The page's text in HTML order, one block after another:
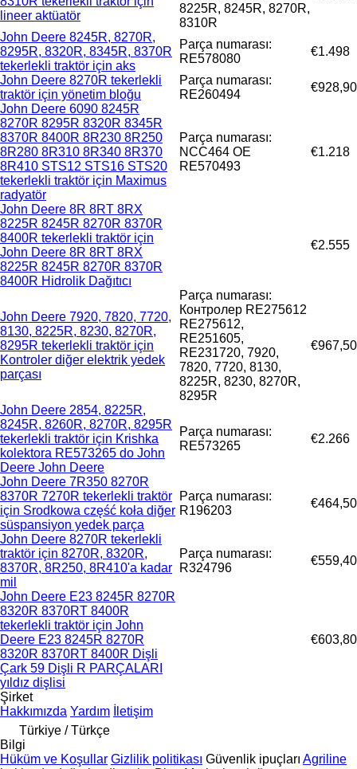
lineer aktüatör
8225R, 8245R, 8270R,
8310R
John Deere 8245R, 8270R,
8295R, 8320R, 8345R, 8370R
tekerlekli traktör için aks
Parça numarası:
RE578080
€1.498
John Deere 8270R tekerlekli
traktör için yönetim bloğu
Parça numarası:
RE260494
€928,90
John Deere 6090 8245R
8270R 8295R 8320R 8345R
8370R 8400R 8R230 8R250
8R280 8R310 8R340 8R370
8R410 STS12 STS16 STS20
tekerlekli traktör için Maximus
radyatör
Parça numarası:
NCC464 OE
RE570493
€1.218
John Deere 8R 8RT 8RX
8225R 8245R 8270R 8370R
8400R tekerlekli traktör için
John Deere 8R 8RT 8RX
8225R 8245R 8270R 8370R
8400R Hidrolik Dağıtıcı
€2.555
John Deere 7920, 7820, 7720,
8130, 8225R, 8230, 8270R,
8295R tekerlekli traktör için
Kontroler diğer elektrik yedek
parçası
Parça numarası:
Контролер RE275612
RE275612,
RE251605,
RE231720, 7920,
7820, 7720, 8130,
8225R, 8230, 8270R,
8295R
€967,50
John Deere 2854, 8225R,
8245R, 8260R, 8270R, 8295R
tekerlekli traktör için Krishka
kolektora RE573265 do John
Deere John Deere
Parça numarası:
RE573265
€2.266
John Deere 7R350 8270R
8370R 7270R tekerlekli traktör
için Srodkowa część koła diğer
süspansiyon yedek parça
Parça numarası:
R196203
€464,50
John Deere 8270R tekerlekli
traktör için 8270R, 8320R,
8370R, 8R250, 8R410'a kadar
mil
Parça numarası:
R324796
€559,40
John Deere E23 8245R 8270R
8320R 8370RT 8400R
tekerlekli traktör için John
Deere E23 8245R 8270R
8320R 8370RT 8400R Dişli
Çark 59 Dişli R PARÇALARI
yıldız dişlisi
€603,80
Şirket
Hakkımızda Yardım
İletişim
Türkiye / Türkçe
Bilgi
Hüküm ve Koşullar Gizlilik politikası Güvenlik ipuçları Agriline